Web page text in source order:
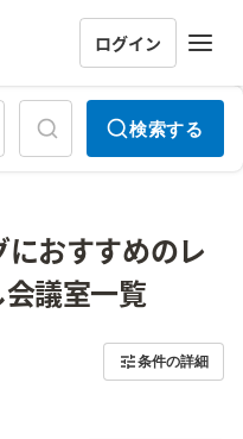
ログイン
検索する
おすすめのレ
議室一覧
条件の詳細